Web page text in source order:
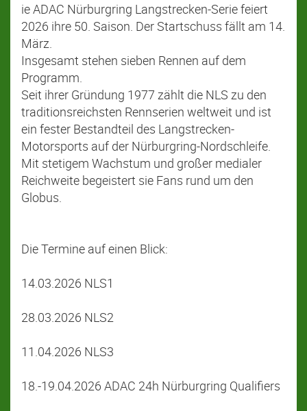
ie ADAC Nürburgring Langstrecken-Serie feiert
2026 ihre 50. Saison. Der Startschuss fällt am 14.
März.
Insgesamt stehen sieben Rennen auf dem
Programm.
Seit ihrer Gründung 1977 zählt die NLS zu den
traditionsreichsten Rennserien weltweit und ist
ein fester Bestandteil des Langstrecken-
Motorsports auf der Nürburgring-Nordschleife.
Mit stetigem Wachstum und großer medialer
Reichweite begeistert sie Fans rund um den
Globus.
Die Termine auf einen Blick:
14.03.2026 NLS1
28.03.2026 NLS2
11.04.2026 NLS3
18.-19.04.2026 ADAC 24h Nürburgring Qualifiers